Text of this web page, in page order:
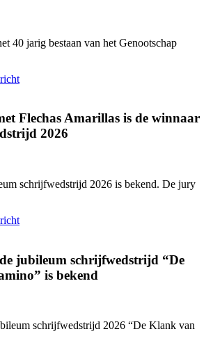
40 jarig bestaan van het Genootschap
Flechas Amarillas is de winnaar
2026
schrijfwedstrijd 2026 is bekend. De jury
jubileum schrijfwedstrijd “De
is bekend
schrijfwedstrijd 2026 “De Klank van